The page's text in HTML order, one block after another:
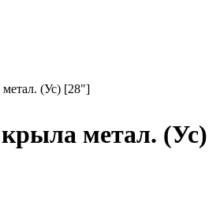
(Ус) [28"]
метал. (Ус)